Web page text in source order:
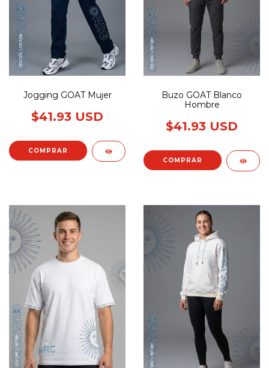
Jogging GOAT Mujer
$41.93 USD
COMPRAR
Buzo GOAT Blanco
Hombre
$41.93 USD
COMPRAR